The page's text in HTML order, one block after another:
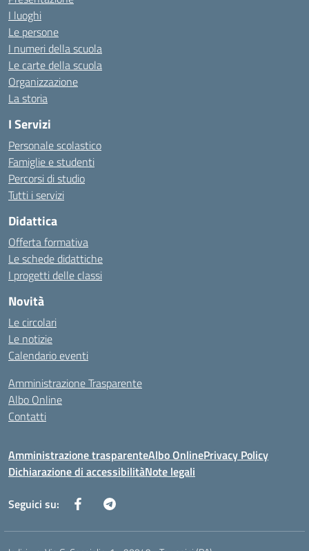
I luoghi
Le persone
I numeri della scuola
Le carte della scuola
Organizzazione
La storia
I Servizi
Personale scolastico
Famiglie e studenti
Percorsi di studio
Tutti i servizi
Didattica
Offerta formativa
Le schede didattiche
I progetti delle classi
Novità
Le circolari
Le notizie
Calendario eventi
Amministrazione Trasparente
Albo Online
Contatti
Amministrazione trasparenteAlbo OnlinePrivacy Policy
Dichiarazione di accessibilitàNote legali
Seguici su: